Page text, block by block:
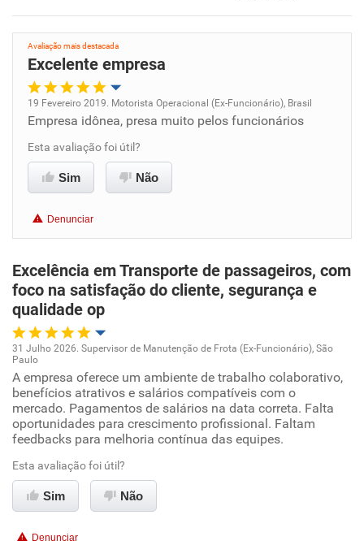
Avaliação mais destacada
Excelente empresa
Oportunidade de promoção
Ambiente de trabalho
Benefícios
Recomenda esta empresa
Recomenda a diretoria
19 Fevereiro 2019. Motorista Operacional (Ex-Funcionário), Brasil
Empresa idônea, presa muito pelos funcionários
Esta avaliação foi útil?
Sim Não
Denunciar
Excelência em Transporte de passageiros, com
foco na satisfação do cliente, segurança e
qualidade op
Oportunidade de promoção
Ambiente de trabalho
Conciliação com a vida familiar
Benefícios
31 Julho 2026. Supervisor de Manutenção de Frota (Ex-Funcionário), São
Paulo
A empresa oferece um ambiente de trabalho colaborativo,
benefícios atrativos e salários compatíveis com o
mercado. Pagamentos de salários na data correta. Falta
oportunidades para crescimento profissional. Faltam
feedbacks para melhoria contínua das equipes.
Esta avaliação foi útil?
Sim Não
Denunciar